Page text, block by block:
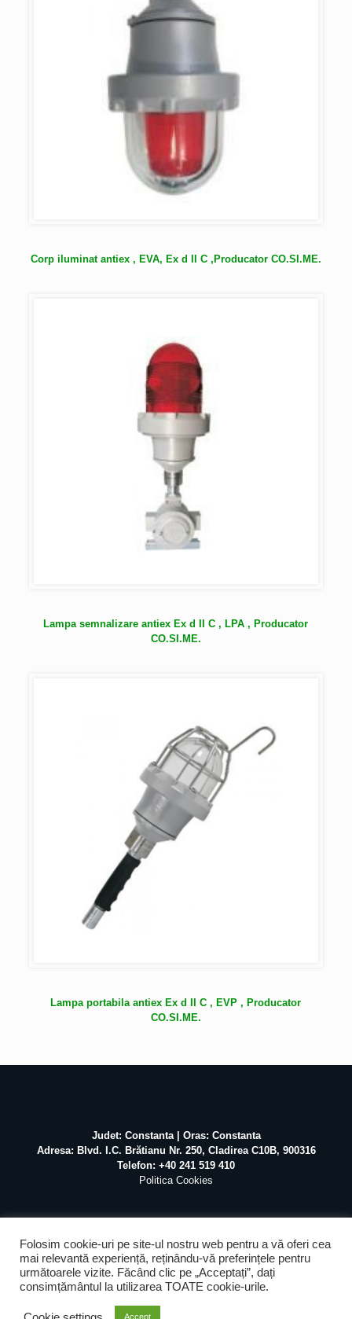
Corp iluminat antiex , EVA, Ex d II C ,Producator CO.SI.ME.
Lampa semnalizare antiex Ex d II C , LPA , Producator
CO.SI.ME.
Lampa portabila antiex Ex d II C , EVP , Producator
CO.SI.ME.
Judet: Constanta | Oras: Constanta
Adresa: Blvd. I.C. Brătianu Nr. 250, Cladirea C10B, 900316
Telefon: +40 241 519 410
Politica Cookies
©2026 Atex Marine / Realizat de Pascal Mihai SEO &
Folosim cookie-uri pe site-ul nostru web pentru a vă oferi cea
mai relevantă experiență, reținându-vă preferințele pentru
următoarele vizite. Făcând clic pe „Acceptați”, dați
consimțământul la utilizarea TOATE cookie-urile.
Accept